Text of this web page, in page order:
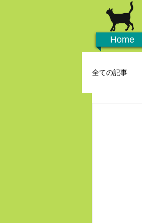
Home
全ての記事